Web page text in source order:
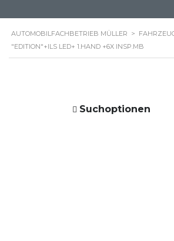
AUTOMOBILFACHBETRIEB MÜLLER >
"EDITION"+ILS LED+ 1.HAND +6X INSP.MB
Suchoptionen